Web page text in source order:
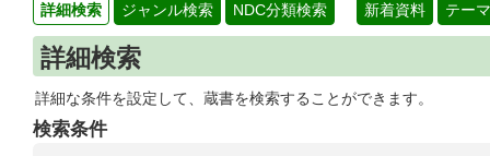
詳細検索 ジャンル検索 NDC分類検索 新着資料 テー
詳細検索
詳細な条件を設定して、蔵書を検索することができます。
検索条件